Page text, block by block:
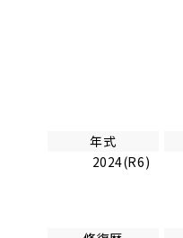
年式
2024(R6)